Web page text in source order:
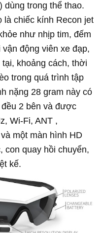
dùng trong thể thao.
là chiếc kính Recon jet
như nhịp tim, đếm
động viên xe đạp,
khoảng cách, thời
trong quá trình tập
nặng 28 gram này có
2 bên và được
Wi-Fi, ANT ,
một màn hình HD
con quay hồi chuyển,
kế.